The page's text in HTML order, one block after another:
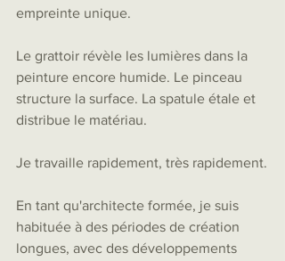
empreinte unique.
Le grattoir révèle les lumières dans la
peinture encore humide. Le pinceau
structure la surface. La spatule étale et
distribue le matériau.
Je travaille rapidement, très rapidement.
En tant qu'architecte formée, je suis
habituée à des périodes de création
longues, avec des développements